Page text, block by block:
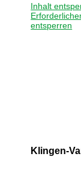
Inhalt
entsperren
Klingen-